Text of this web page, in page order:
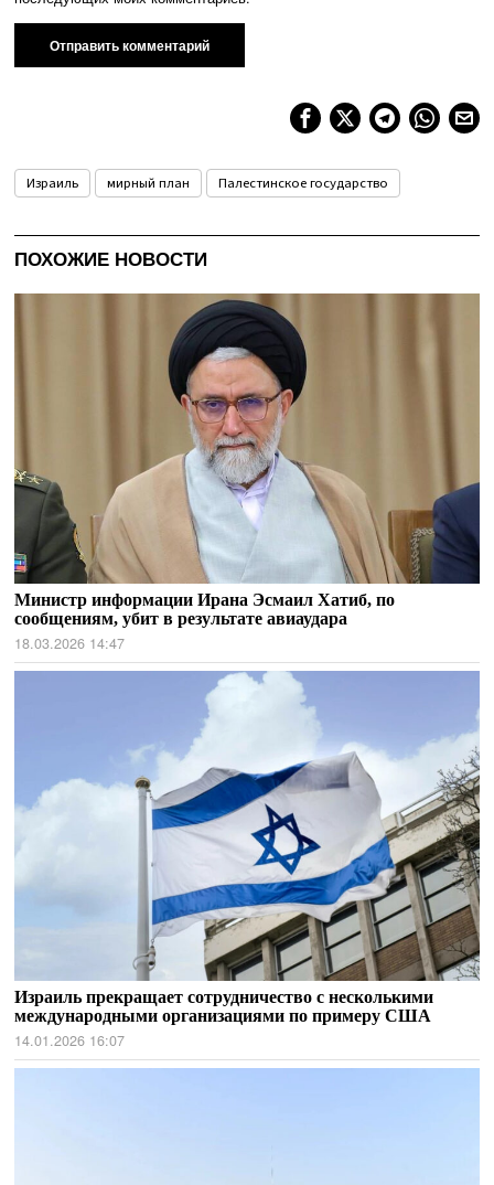
Израиль мирный план Палестинское государство
ПОХОЖИЕ НОВОСТИ
Министр информации Ирана Эсмаил Хатиб, по
сообщениям, убит в результате авиаудара
18.03.2026 14:47
Израиль прекращает сотрудничество с несколькими
международными организациями по примеру США
14.01.2026 16:07